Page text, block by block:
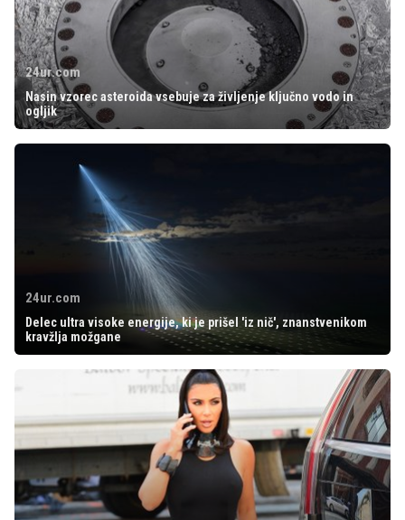
24ur.com
Nasin vzorec asteroida vsebuje za življenje ključno vodo in
ogljik
24ur.com
Delec ultra visoke energije, ki je prišel 'iz nič', znanstvenikom
kravžlja možgane